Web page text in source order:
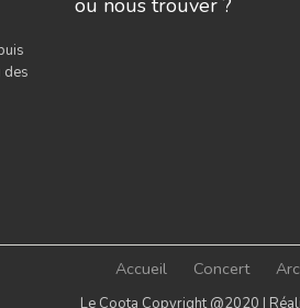
des
ou nous trouver ?
Accueil Concert
Le Coota Copyright @2020 |